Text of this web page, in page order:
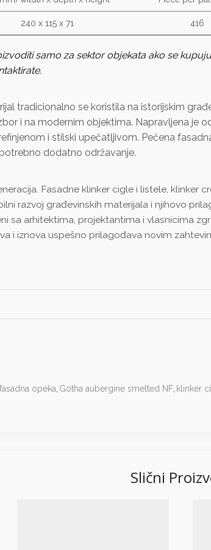
240 x 115 x 71 416
samo za sektor objekata ako se
tradicionalno se koristila na istorijskim
i na modernim objektima. Napravljena je
i stilski upečatljivom. Pečena
dodatno održavanje.
Fasadne klinker cigle i listele, klinker
razvoj građevinskih materijala i njihovo
sa arhitektima, projektantima i vlasnicima
i iznova uspešno prilagođava novim
fasadna opeka Gotha aubergine smelted NF klinker
Slični